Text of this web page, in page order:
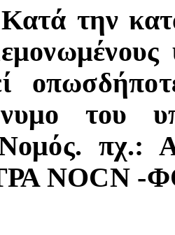
Κατά την κατ
του
πχ.:
NOCN -